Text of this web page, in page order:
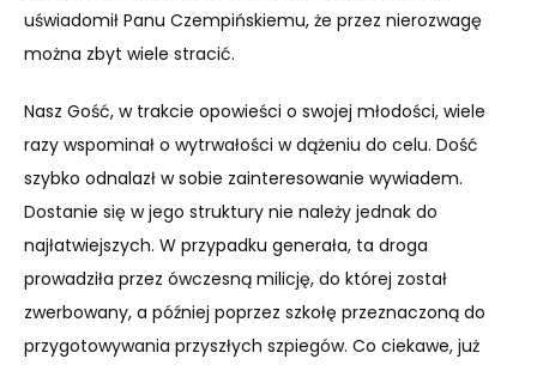
uświadomił Panu Czempińskiemu, że przez nierozwagę
można zbyt wiele stracić.
Nasz Gość, w trakcie opowieści o swojej młodości, wiele
razy wspominał o wytrwałości w dążeniu do celu. Dość
szybko odnalazł w sobie zainteresowanie wywiadem.
Dostanie się w jego struktury nie należy jednak do
najłatwiejszych. W przypadku generała, ta droga
prowadziła przez ówczesną milicję, do której został
zwerbowany, a później poprzez szkołę przeznaczoną do
przygotowywania przyszłych szpiegów. Co ciekawe, już